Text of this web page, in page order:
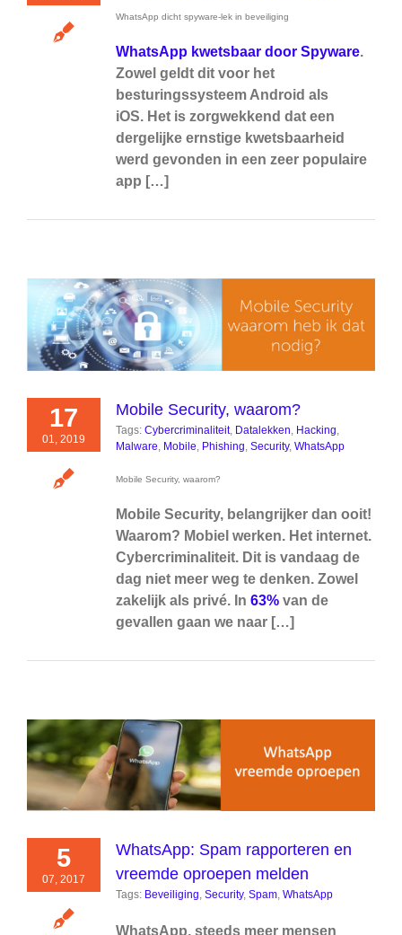
WhatsApp dicht spyware-lek in beveiliging
WhatsApp kwetsbaar door Spyware.
Zowel geldt dit voor het
besturingssysteem Android als
iOS. Het is zorgwekkend dat een
dergelijke ernstige kwetsbaarheid
werd gevonden in een zeer populaire
app […]
17
01, 2019
Mobile Security, waarom?
Tags: Cybercriminaliteit, Datalekken, Hacking,
Malware, Mobile, Phishing, Security, WhatsApp
Mobile Security, waarom?
Mobile Security, belangrijker dan ooit!
Waarom? Mobiel werken. Het internet.
Cybercriminaliteit. Dit is vandaag de
dag niet meer weg te denken. Zowel
zakelijk als privé. In 63% van de
gevallen gaan we naar […]
5
07, 2017
WhatsApp: Spam rapporteren en
vreemde oproepen melden
Tags: Beveiliging Security, Spam WhatsApp
WhatsApp, steeds meer mensen